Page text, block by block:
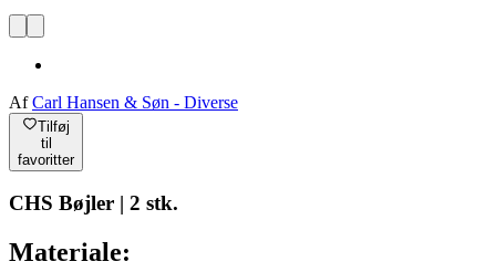
AfCarl Hansen & Søn - Diverse
Tilføj
til
favoritter
CHS Bøjler | 2 stk.
Materiale: